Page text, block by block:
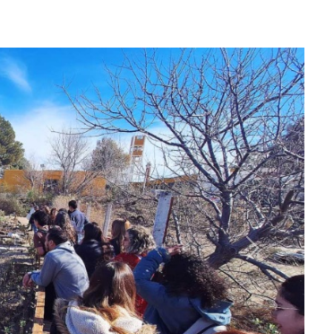
Siguiente